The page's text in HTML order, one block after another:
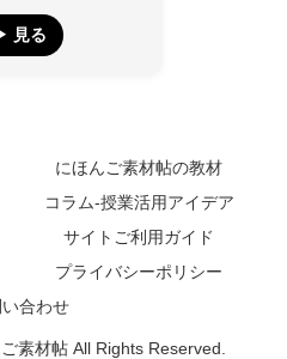
見る
にほんご素材帖の教材
コラム-授業活用アイデア
サイトご利用ガイド
プライバシーポリシー
合わせ
素材帖 All Rights Reserved.